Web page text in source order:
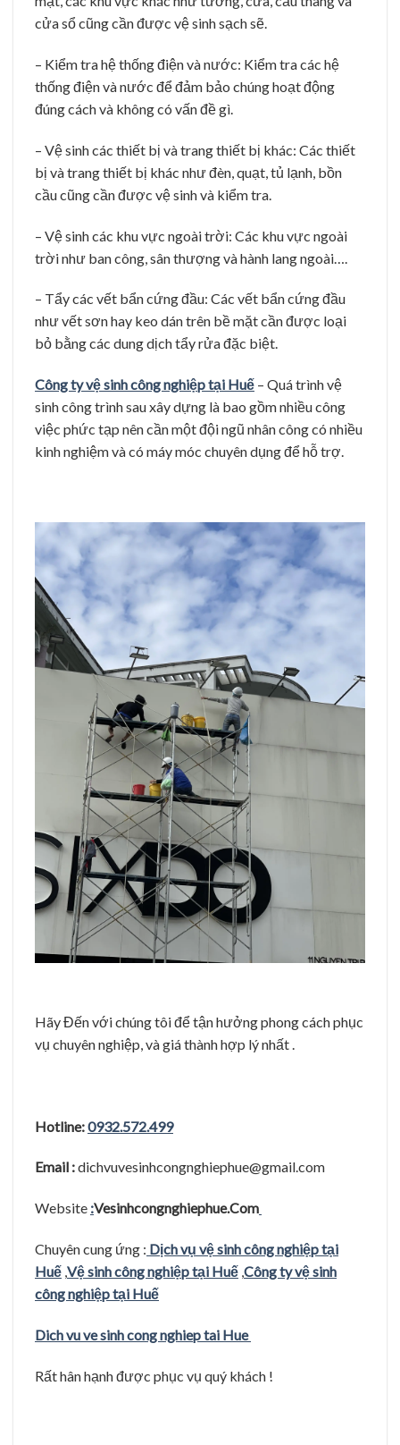
cửa sổ cũng cần được vệ sinh sạch sẽ.
– Kiểm tra hệ thống điện và nước: Kiểm tra các hệ
thống điện và nước để đảm bảo chúng hoạt động
đúng cách và không có vấn đề gì.
– Vệ sinh các thiết bị và trang thiết bị khác: Các thiết
bị và trang thiết bị khác như đèn, quạt, tủ lạnh, bồn
cầu cũng cần được vệ sinh và kiểm tra.
– Vệ sinh các khu vực ngoài trời: Các khu vực ngoài
trời như ban công, sân thượng và hành lang ngoài….
– Tẩy các vết bẩn cứng đầu: Các vết bẩn cứng đầu
như vết sơn hay keo dán trên bề mặt cần được loại
bỏ bằng các dung dịch tẩy rửa đặc biệt.
Công ty vệ sinh công nghiệp tại Huế – Quá trình vệ
sinh công trình sau xây dựng là bao gồm nhiều công
việc phức tạp nên cần một đội ngũ nhân công có nhiều
kinh nghiệm và có máy móc chuyên dụng để hỗ trợ.
Hãy Đến với chúng tôi để tận hưởng phong cách phục
vụ chuyên nghiệp, và giá thành hợp lý nhất .
Hotline:0932.572.499
Email :dichvuvesinhcongnghiephue@gmail.com
Website :Vesinhcongnghiephue.Com
Chuyên cung ứng : Dịch vụ vệ sinh công nghiệp tại
Huế ,Vệ sinh công nghiệp tại Huế ,Công ty vệ sinh
công nghiệp tại Huế
Dich vu ve sinh cong nghiep tai Hue
Rất hân hạnh được phục vụ quý khách !